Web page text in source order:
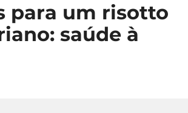
para um risotto
saúde à